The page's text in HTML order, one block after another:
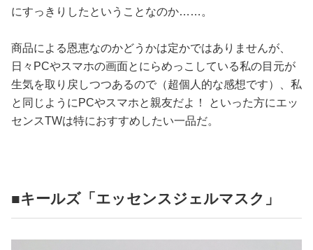
にすっきりしたということなのか……。
商品による恩恵なのかどうかは定かではありませんが、
日々PCやスマホの画面とにらめっこしている私の目元が
生気を取り戻しつつあるので（超個人的な感想です）、私
と同じようにPCやスマホと親友だよ！ といった方にエッ
センスTWは特におすすめしたい一品だ。
■キールズ「エッセンスジェルマスク」